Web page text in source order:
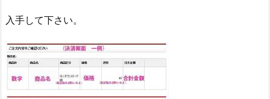
入手して下さい。